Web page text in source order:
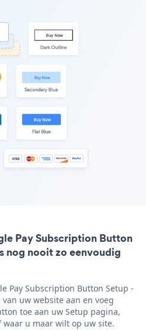
Pay Subscription Button
nog nooit zo eenvoudig
Pay Subscription Button Setup -
uw website aan en voeg
toe aan uw Setup pagina,
u maar wilt op uw site.